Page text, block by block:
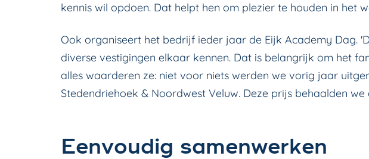
kennis wil opdoen. Dat helpt hen om plezier te houden in het
Ook organiseert het bedrijf ieder jaar de Eijk Academy Dag.
diverse vestigingen elkaar kennen. Dat is belangrijk om het
alles waarderen ze: niet voor niets werden we vorig jaar
Stedendriehoek & Noordwest Veluw. Deze prijs behaalden
Eenvoudig samenwerken